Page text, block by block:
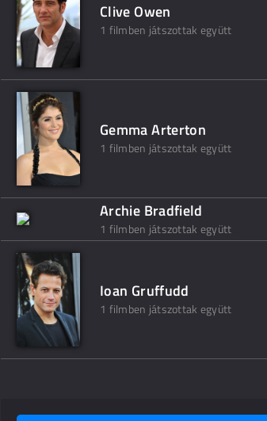
Clive Owen
1 filmben játszottak együtt
Gemma Arterton
1 filmben játszottak együtt
Archie Bradfield
1 filmben játszottak együtt
Ioan Gruffudd
1 filmben játszottak együtt